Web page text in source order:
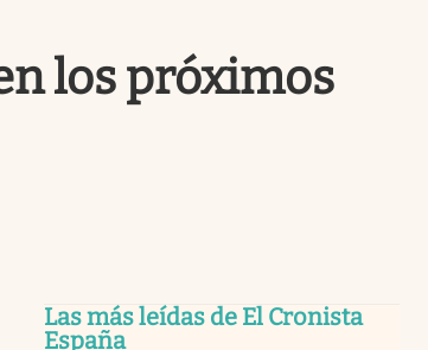
los próximos
Las más leídas de El Cronista
España